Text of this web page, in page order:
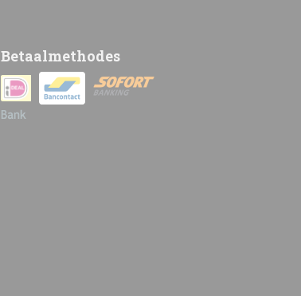
Betaalmethodes